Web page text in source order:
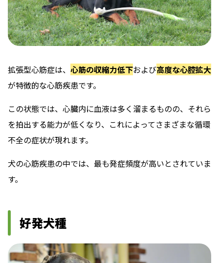
拡張型心筋症は、 心筋の収縮力低下および高度な心腔拡大
が特徴的な心筋疾患です。
この状態では、心臓内に血液は多く溜まるものの、それら
を拍出する能力が低くなり、これによってさまざまな循環
不全の症状が現れます。
犬の心筋疾患の中では、最も発症頻度が高いとされていま
す。
好発犬種